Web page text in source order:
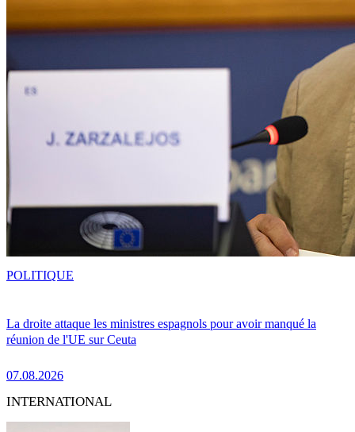
La droite attaque les ministres espagnols pour avoir manqué la
réunion de l'UE sur Ceuta
07.08.2026
POLITIQUE
INTERNATIONAL